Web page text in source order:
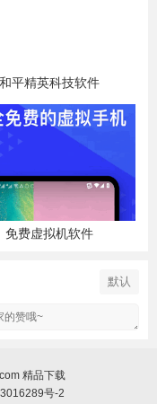
和平精英科技软件
免费虚拟机软件
默认
精品下载
号-2